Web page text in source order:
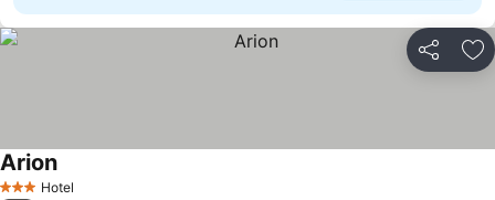
Partilhar
3 EstrelasHotel
Arion